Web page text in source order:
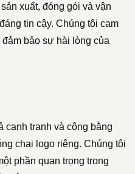
xuất, đóng gói và vận
tin cậy. Chúng tôi cam
bảo sự hài lòng của
cạnh tranh và công bằng
chai logo riêng. Chúng tôi
phần quan trọng trong